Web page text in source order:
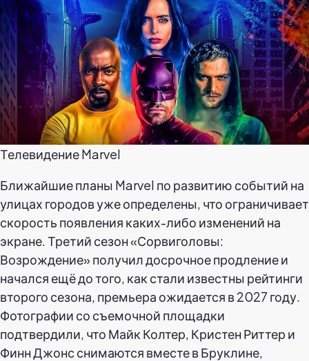
Телевидение Marvel
Ближайшие планы Marvel по развитию событий на
улицах городов уже определены, что ограничивает
скорость появления каких-либо изменений на
экране. Третий сезон «Сорвиголовы:
Возрождение» получил досрочное продление и
начался ещё до того, как стали известны рейтинги
второго сезона, премьера ожидается в 2027 году.
Фотографии со съемочной площадки
подтвердили, что Майк Колтер, Кристен Риттер и
Финн Джонс снимаются вместе в Бруклине,